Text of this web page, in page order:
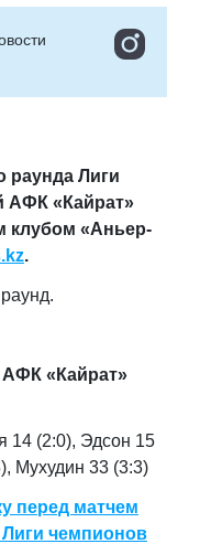
раунда Лиги
АФК «Кайрат»
клубом «Аньер-
.
«Кайрат»
14 (2:0), Эдсон 15
Мухудин 33 (3:3)
перед матчем
Лиги чемпионов